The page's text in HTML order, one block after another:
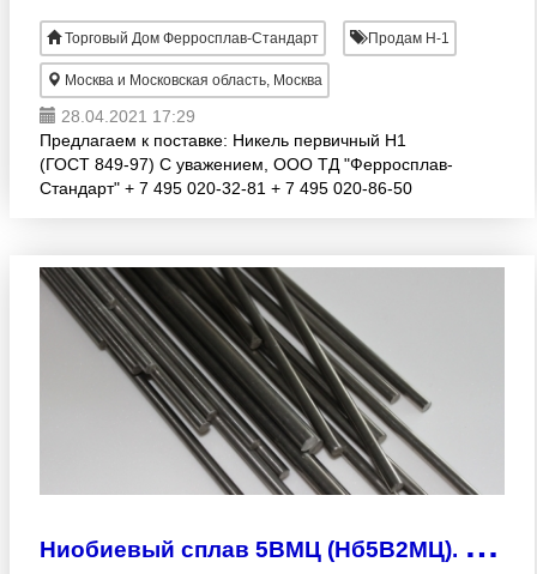
Торговый Дом Ферросплав-Стандарт Продам Н-1
Москва и Московская область, Москва
28.04.2021 17:29
Предлагаем к поставке: Никель первичный Н1
(ГОСТ 849-97) С уважением, ООО ТД "Ферросплав-
Стандарт" + 7 495 020-32-81 + 7 495 020-86-50
Н
иобиевый сплав 5ВМЦ (Нб5В2МЦ). Все размеры.